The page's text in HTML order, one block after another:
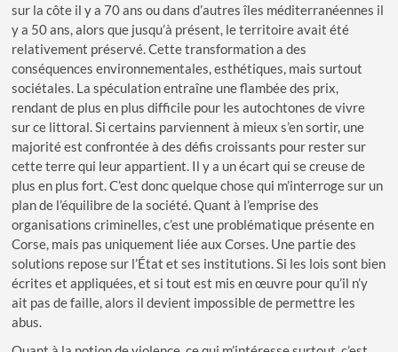
sur la côte il y a 70 ans ou dans d’autres îles méditerranéennes il
y a 50 ans, alors que jusqu’à présent, le territoire avait été
relativement préservé. Cette transformation a des
conséquences environnementales, esthétiques, mais surtout
sociétales. La spéculation entraîne une flambée des prix,
rendant de plus en plus difficile pour les autochtones de vivre
sur ce littoral. Si certains parviennent à mieux s’en sortir, une
majorité est confrontée à des défis croissants pour rester sur
cette terre qui leur appartient. Il y a un écart qui se creuse de
plus en plus fort. C’est donc quelque chose qui m’interroge sur un
plan de l’équilibre de la société. Quant à l’emprise des
organisations criminelles, c’est une problématique présente en
Corse, mais pas uniquement liée aux Corses. Une partie des
solutions repose sur l’État et ses institutions. Si les lois sont bien
écrites et appliquées, et si tout est mis en œuvre pour qu’il n’y
ait pas de faille, alors il devient impossible de permettre les
abus.